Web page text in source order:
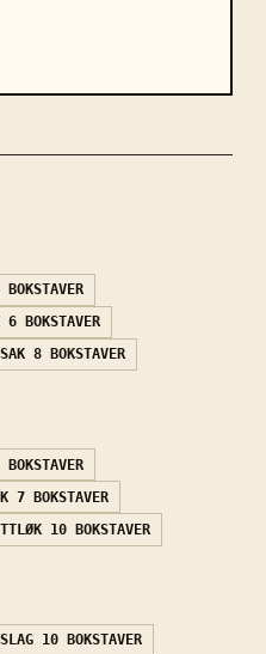
BOKSTAVER
6 BOKSTAVER
8 BOKSTAVER
BOKSTAVER
7 BOKSTAVER
10 BOKSTAVER
10 BOKSTAVER